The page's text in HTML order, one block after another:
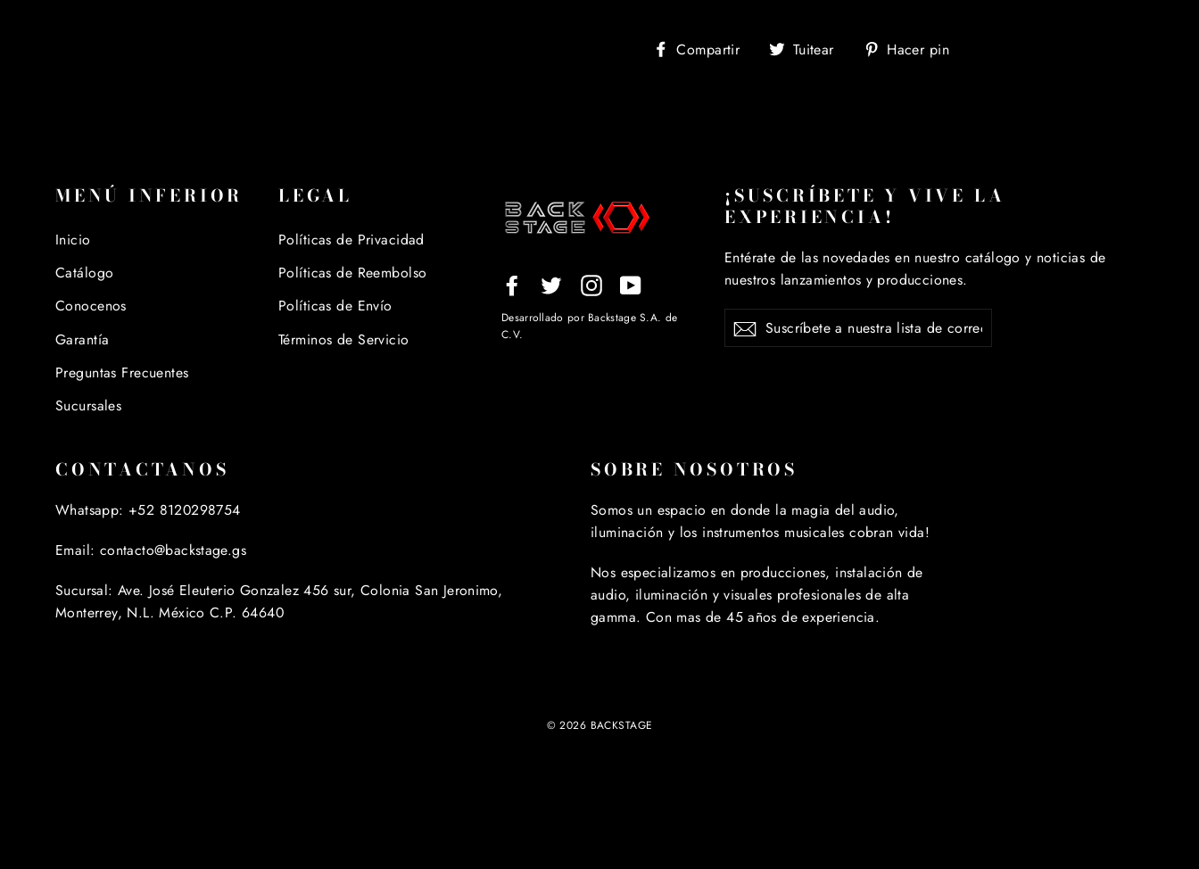
Compartir
Compartir
Tuitear
TuitearHacer pin
MENÚ INFERIOR
Inicio
Catálogo
Conocenos
Garantía
Preguntas Frecuentes
Sucursales
LEGAL
Políticas de Privacidad
Políticas de Reembolso
Políticas de Envío
Términos de Servicio
FacebookTwitterInstagram
Desarrollado por Backstage S.A. de
C.V.
¡SUSCRÍBETE Y VIVE LA
EXPERIENCIA!
Entérate de las novedades en nuestro catálogo y noticias de
nuestros lanzamientos y producciones.
SUSCRÍBETE
A
NUESTRA
CONTACTANOS
Whatsapp: +52 8120298754
Email: contacto@backstage.gs
Sucursal: Ave. José Eleuterio Gonzalez 456 sur, Colonia San Jeronimo,
Monterrey, N.L. México C.P. 64640
SOBRE NOSOTROS
Somos un espacio en donde la magia del audio,
iluminación y los instrumentos musicales cobran vida!
Nos especializamos en producciones, instalación de
audio, iluminación y visuales profesionales de alta
gamma. Con mas de 45 años de experiencia.
© 2026 BACKSTAGE